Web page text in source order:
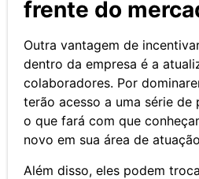
frente do
Outra vantagem de
dentro da empresa é a
colaboradores. Por
terão acesso a uma série de
o que fará com que
novo em sua área de
Além disso, eles podem